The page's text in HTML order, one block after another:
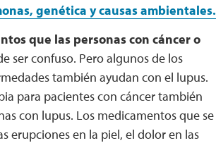
genética y causas ambientales.
que las personas con cáncer o
ser confuso. Pero algunos de los
también ayudan con el lupus.
para pacientes con cáncer también
con lupus. Los medicamentos que se
erupciones en la piel, el dolor en las